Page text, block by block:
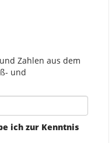
Zahlen aus dem
und
ich zur Kenntnis